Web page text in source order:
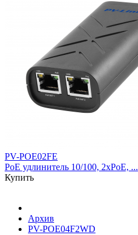
PV-POE02FE
PoE удлинитель 10/100, 2xPoE, ...
Купить
Архив
PV-POE04F2WD